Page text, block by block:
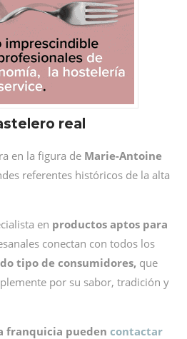
real
en la figura de Marie-Antoine
referentes históricos de la alta
en productos aptos para
conectan con todos los
tipo de consumidores, que
por su sabor, tradición y
franquicia pueden contactar